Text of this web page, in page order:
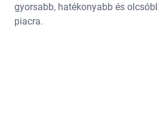
gyorsabb, hatékonyabb és
piacra.